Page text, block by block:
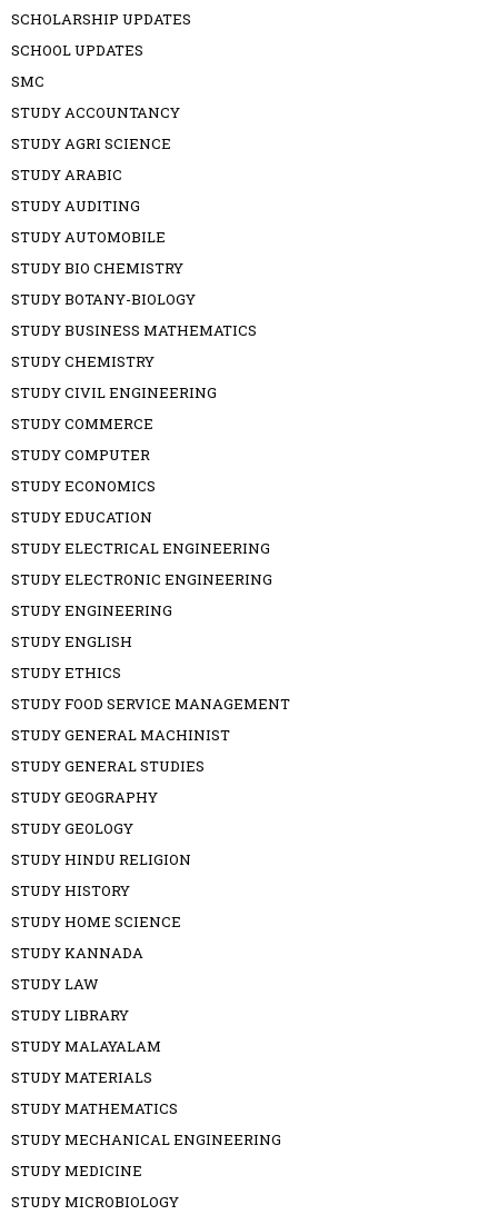
SCHOLARSHIP UPDATES
SCHOOL UPDATES
SMC
STUDY ACCOUNTANCY
STUDY AGRI SCIENCE
STUDY ARABIC
STUDY AUDITING
STUDY AUTOMOBILE
STUDY BIO CHEMISTRY
STUDY BOTANY-BIOLOGY
STUDY BUSINESS MATHEMATICS
STUDY CHEMISTRY
STUDY CIVIL ENGINEERING
STUDY COMMERCE
STUDY COMPUTER
STUDY ECONOMICS
STUDY EDUCATION
STUDY ELECTRICAL ENGINEERING
STUDY ELECTRONIC ENGINEERING
STUDY ENGINEERING
STUDY ENGLISH
STUDY ETHICS
STUDY FOOD SERVICE MANAGEMENT
STUDY GENERAL MACHINIST
STUDY GENERAL STUDIES
STUDY GEOGRAPHY
STUDY GEOLOGY
STUDY HINDU RELIGION
STUDY HISTORY
STUDY HOME SCIENCE
STUDY KANNADA
STUDY LAW
STUDY LIBRARY
STUDY MALAYALAM
STUDY MATERIALS
STUDY MATHEMATICS
STUDY MECHANICAL ENGINEERING
STUDY MEDICINE
STUDY MICROBIOLOGY